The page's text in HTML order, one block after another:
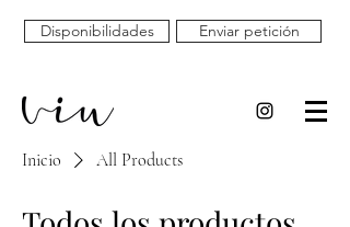
Disponibilidades Enviar petición
Inicio All Products